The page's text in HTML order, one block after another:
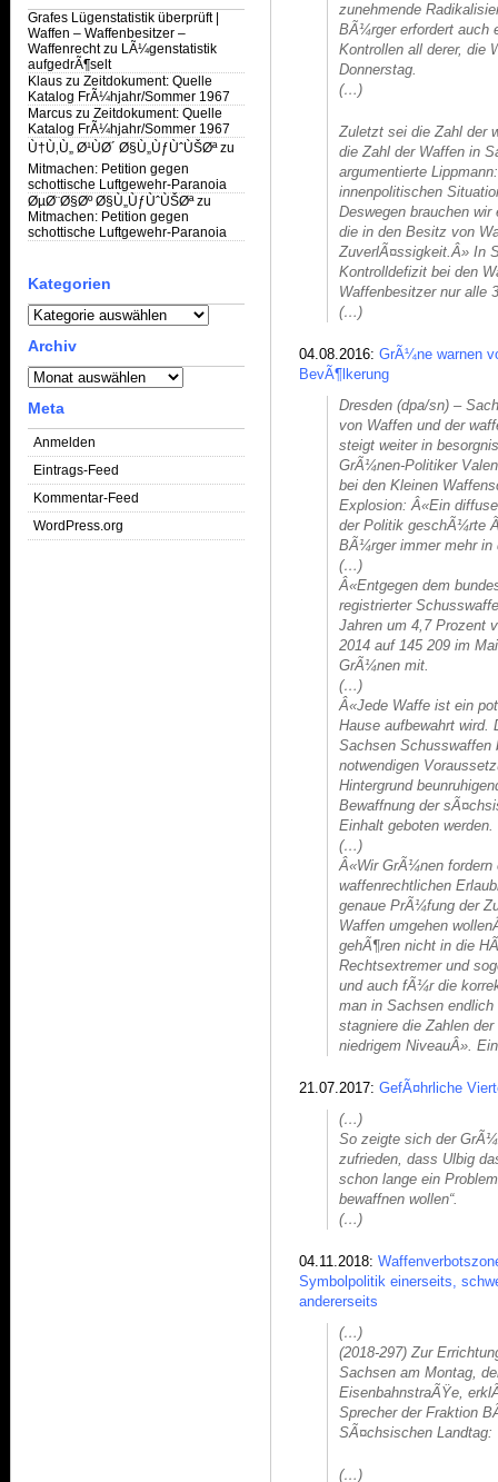
Grafes Lügenstatistik überprüft |
Waffen – Waffenbesitzer –
Waffenrechtzu LÃ¼genstatistik
aufgedrÃ¶selt
Klaus zu Zeitdokument: Quelle
Katalog FrÃ¼hjahr/Sommer 1967
Marcus zu Zeitdokument: Quelle
Katalog FrÃ¼hjahr/Sommer 1967
Ù†Ù‚Ù„ Ø¹ÙØ´ Ø§Ù„ÙƒÙˆÙŠØªzu
Mitmachen: Petition gegen
schottische Luftgewehr-Paranoia
ØµØ¨Ø§Øº Ø§Ù„ÙƒÙˆÙŠØªzu
Mitmachen: Petition gegen
schottische Luftgewehr-Paranoia
Kategorien
Kategorien
Archiv
Archiv
Meta
Anmelden
Eintrags-Feed
Kommentar-Feed
WordPress.org
zunehmende
BÃ¼rger erfordert auch
Kontrollen all derer, die
Donnerstag.
(…)
Zuletzt sei die Zahl der
die Zahl der Waffen in
argumentierte
innenpolitischen
Deswegen brauchen
die in den Besitz von
ZuverlÃ¤ssigkeit.Â» In
Kontrolldefizit bei den
Waffenbesitzer nur alle
(…)
04.08.2016: GrÃ¼ne warnen
BevÃ¶lkerung
Dresden (dpa/sn) –
von Waffen und der
steigt weiter in
GrÃ¼nen-Politiker
bei den Kleinen
Explosion: Â«Ein
der Politik geschÃ¼rte
BÃ¼rger immer mehr in
(…)
Â«Entgegen dem
registrierter
Jahren um 4,7 Prozent
2014 auf 145 209 im
GrÃ¼nen mit.
(…)
Â«Jede Waffe ist ein
Hause aufbewahrt wird.
Sachsen
notwendigen
Hintergrund
Bewaffnung der
Einhalt geboten werden.
(…)
Â«Wir GrÃ¼nen fordern
waffenrechtlichen
genaue PrÃ¼fung der
Waffen umgehen
gehÃ¶ren nicht in die
Rechtsextremer und
und auch fÃ¼r die
man in Sachsen
stagniere die Zahlen
niedrigem NiveauÂ».
21.07.2017: GefÃ¤hrliche
(…)
So zeigte sich der
zufrieden, dass Ulbig
schon lange ein
bewaffnen wollen“.
(…)
04.11.2018:
Symbolpolitik einerseits,
andererseits
(…)
(2018-297) Zur
Sachsen am Montag,
EisenbahnstraÃŸe,
Sprecher der Fraktion
SÃ¤chsischen Landtag:
(…)